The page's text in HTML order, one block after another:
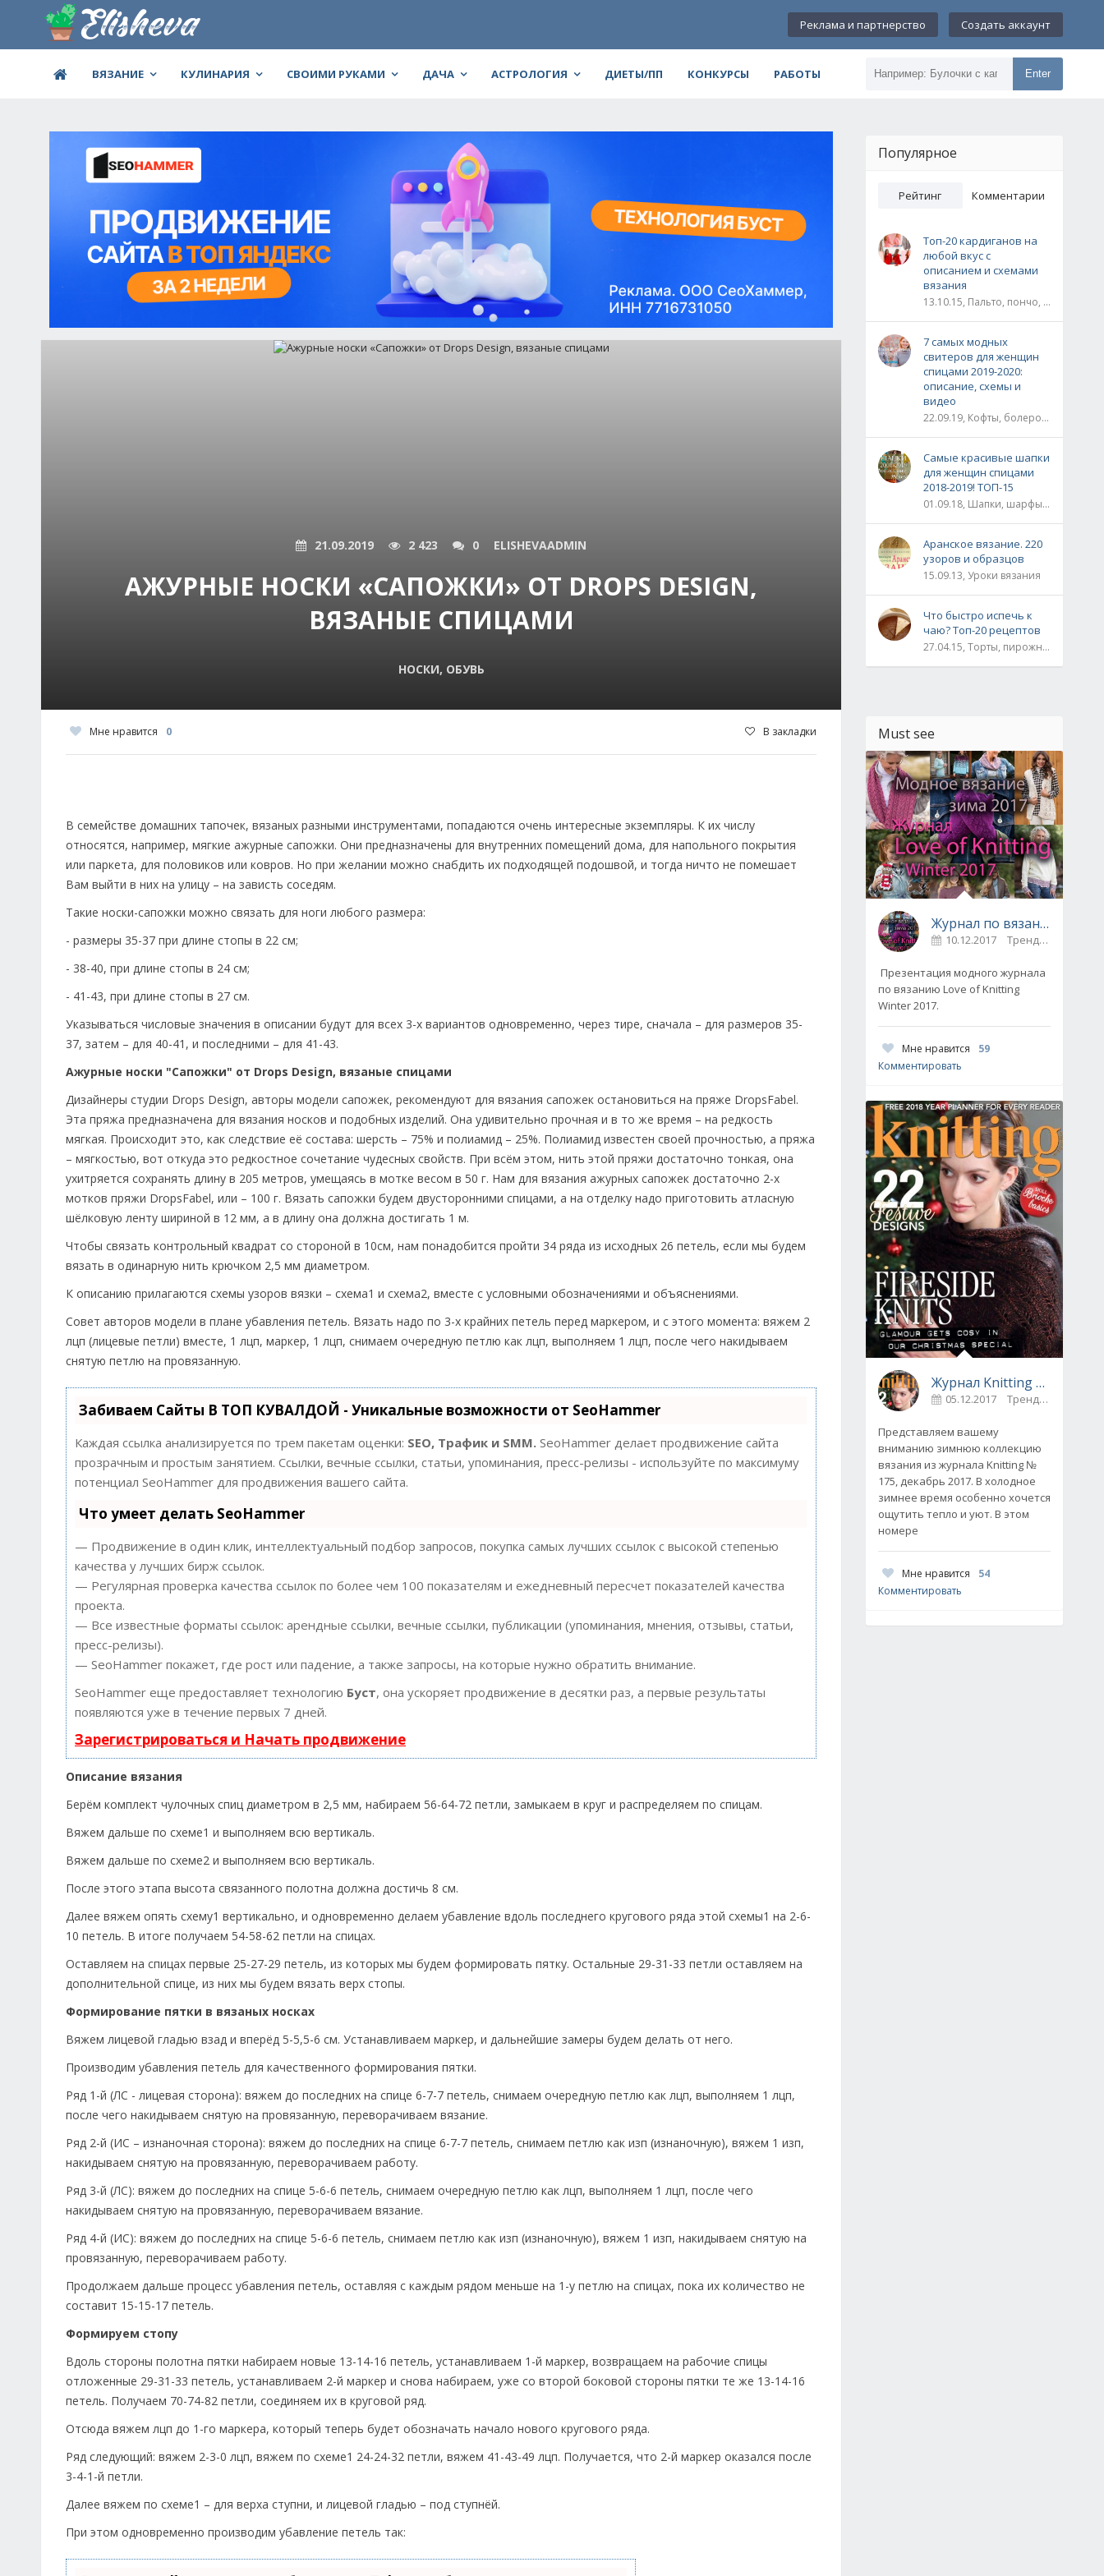
Реклама и партнерство Создать аккаунт
ВЯЗАНИЕ КУЛИНАРИЯ СВОИМИ РУКАМИ ДАЧА АСТРОЛОГИЯ ДИЕТЫ/ПП КОНКУРСЫ РАБОТЫ Enter
21.09.2019 2 423 0 ELISHEVAADMIN
АЖУРНЫЕ НОСКИ «САПОЖКИ» ОТ DROPS DESIGN,
ВЯЗАНЫЕ СПИЦАМИ
НОСКИ, ОБУВЬ
Мне нравится 0 В закладки
В семействе домашних тапочек, вязаных разными инструментами, попадаются очень интересные экземпляры. К их числу
относятся, например, мягкие ажурные сапожки. Они предназначены для внутренних помещений дома, для напольного покрытия
или паркета, для половиков или ковров. Но при желании можно снабдить их подходящей подошвой, и тогда ничто не помешает
Вам выйти в них на улицу – на зависть соседям.
Такие носки-сапожки можно связать для ноги любого размера:
- размеры 35-37 при длине стопы в 22 см;
- 38-40, при длине стопы в 24 см;
- 41-43, при длине стопы в 27 см.
Указываться числовые значения в описании будут для всех 3-х вариантов одновременно, через тире, сначала – для размеров 35-
37, затем – для 40-41, и последними – для 41-43.
Ажурные носки "Сапожки" от Drops Design, вязаные спицами
Дизайнеры студии Drops Design, авторы модели сапожек, рекомендуют для вязания сапожек остановиться на пряже DropsFabel.
Эта пряжа предназначена для вязания носков и подобных изделий. Она удивительно прочная и в то же время – на редкость
мягкая. Происходит это, как следствие её состава: шерсть – 75% и полиамид – 25%. Полиамид известен своей прочностью, а пряжа
– мягкостью, вот откуда это редкостное сочетание чудесных свойств. При всём этом, нить этой пряжи достаточно тонкая, она
ухитряется сохранять длину в 205 метров, умещаясь в мотке весом в 50 г. Нам для вязания ажурных сапожек достаточно 2-х
мотков пряжи DropsFabel, или – 100 г. Вязать сапожки будем двусторонними спицами, а на отделку надо приготовить атласную
шёлковую ленту шириной в 12 мм, а в длину она должна достигать 1 м.
Чтобы связать контрольный квадрат со стороной в 10см, нам понадобится пройти 34 ряда из исходных 26 петель, если мы будем
вязать в одинарную нить крючком 2,5 мм диаметром.
К описанию прилагаются схемы узоров вязки – схема1 и схема2, вместе с условными обозначениями и объяснениями.
Совет авторов модели в плане убавления петель. Вязать надо по 3-х крайних петель перед маркером, и с этого момента: вяжем 2
лцп (лицевые петли) вместе, 1 лцп, маркер, 1 лцп, снимаем очередную петлю как лцп, выполняем 1 лцп, после чего накидываем
снятую петлю на провязанную.
Забиваем Сайты В ТОП КУВАЛДОЙ - Уникальные возможности от SeoHammer
Каждая ссылка анализируется по трем пакетам оценки: SEO, Трафик и SMM. SeoHammer делает продвижение сайта
прозрачным и простым занятием. Ссылки, вечные ссылки, статьи, упоминания, пресс-релизы - используйте по максимуму
потенциал SeoHammer для продвижения вашего сайта.
Что умеет делать SeoHammer
— Продвижение в один клик, интеллектуальный подбор запросов, покупка самых лучших ссылок с высокой степенью
качества у лучших бирж ссылок.
— Регулярная проверка качества ссылок по более чем 100 показателям и ежедневный пересчет показателей качества
проекта.
— Все известные форматы ссылок: арендные ссылки, вечные ссылки, публикации (упоминания, мнения, отзывы, статьи,
пресс-релизы).
— SeoHammer покажет, где рост или падение, а также запросы, на которые нужно обратить внимание.
SeoHammer еще предоставляет технологию Буст, она ускоряет продвижение в десятки раз, а первые результаты
появляются уже в течение первых 7 дней.
Зарегистрироваться и Начать продвижение
Описание вязания
Берём комплект чулочных спиц диаметром в 2,5 мм, набираем 56-64-72 петли, замыкаем в круг и распределяем по спицам.
Вяжем дальше по схеме1 и выполняем всю вертикаль.
Вяжем дальше по схеме2 и выполняем всю вертикаль.
После этого этапа высота связанного полотна должна достичь 8 см.
Далее вяжем опять схему1 вертикально, и одновременно делаем убавление вдоль последнего кругового ряда этой схемы1 на 2-6-
10 петель. В итоге получаем 54-58-62 петли на спицах.
Оставляем на спицах первые 25-27-29 петель, из которых мы будем формировать пятку. Остальные 29-31-33 петли оставляем на
дополнительной спице, из них мы будем вязать верх стопы.
Формирование пятки в вязаных носках
Вяжем лицевой гладью взад и вперёд 5-5,5-6 см. Устанавливаем маркер, и дальнейшие замеры будем делать от него.
Производим убавления петель для качественного формирования пятки.
Ряд 1-й (ЛС - лицевая сторона): вяжем до последних на спице 6-7-7 петель, снимаем очередную петлю как лцп, выполняем 1 лцп,
после чего накидываем снятую на провязанную, переворачиваем вязание.
Ряд 2-й (ИС – изнаночная сторона): вяжем до последних на спице 6-7-7 петель, снимаем петлю как изп (изнаночную), вяжем 1 изп,
накидываем снятую на провязанную, переворачиваем работу.
Ряд 3-й (ЛС): вяжем до последних на спице 5-6-6 петель, снимаем очередную петлю как лцп, выполняем 1 лцп, после чего
накидываем снятую на провязанную, переворачиваем вязание.
Ряд 4-й (ИС): вяжем до последних на спице 5-6-6 петель, снимаем петлю как изп (изнаночную), вяжем 1 изп, накидываем снятую на
провязанную, переворачиваем работу.
Продолжаем дальше процесс убавления петель, оставляя с каждым рядом меньше на 1-у петлю на спицах, пока их количество не
составит 15-15-17 петель.
Формируем стопу
Вдоль стороны полотна пятки набираем новые 13-14-16 петель, устанавливаем 1-й маркер, возвращаем на рабочие спицы
отложенные 29-31-33 петель, устанавливаем 2-й маркер и снова набираем, уже со второй боковой стороны пятки те же 13-14-16
петель. Получаем 70-74-82 петли, соединяем их в круговой ряд.
Отсюда вяжем лцп до 1-го маркера, который теперь будет обозначать начало нового кругового ряда.
Ряд следующий: вяжем 2-3-0 лцп, вяжем по схеме1 24-24-32 петли, вяжем 41-43-49 лцп. Получается, что 2-й маркер оказался после
3-4-1-й петли.
Далее вяжем по схеме1 – для верха ступни, и лицевой гладью – под ступнёй.
При этом одновременно производим убавление петель так:
Популярное
Рейтинг Комментарии
Топ-20 кардиганов на
любой вкус с
описанием и схемами
вязания
13.10.15, Пальто, пончо, кардиганы
7 самых модных
свитеров для женщин
спицами 2019-2020:
описание, схемы и
видео
22.09.19, Кофты, болеро, жакеты, жилеты, пуловеры и свитера
Самые красивые шапки
для женщин спицами
2018-2019! ТОП-15
01.09.18, Шапки, шарфы, шали, снуды и палантины
Аранское вязание. 220
узоров и образцов
15.09.13, Уроки вязания
Что быстро испечь к
чаю? Топ-20 рецептов
27.04.15, Торты, пирожные, рулеты / Булки, пироги / Печенье, кексы, маффины / На скорую руку
Must see
Журнал по вязанию Love of Knitting выпуск Зима 2017
10.12.2017 Тренды / Вдохновение
Презентация модного журнала
по вязанию Love of Knitting
Winter 2017.
Мне нравится
59
Комментировать
Журнал Knitting № 175, декабрь 2017
05.12.2017 Тренды
Представляем вашему
вниманию зимнюю коллекцию
вязания из журнала Knitting №
175, декабрь 2017. В холодное
зимнее время особенно хочется
ощутить тепло и уют. В этом
номере
Мне нравится
54
Комментировать